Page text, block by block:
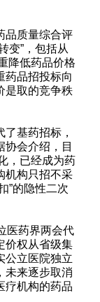
品质量综合评
变”，包括从
降低药品价格
药品招投标向
是取的竞争秩
基药招标，
协会介绍，目
，已经成为药
机构只招不采
”的隐性二次
医药界两会代
价权从省级集
公立医院独立
未来逐步取消
疗机构的药品